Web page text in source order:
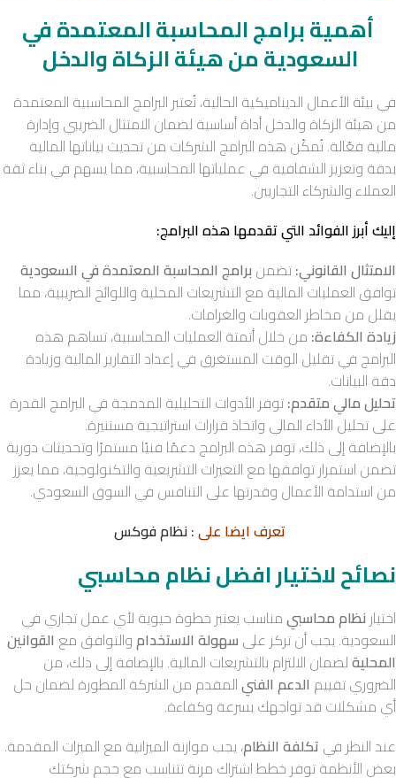
أهمية برامج المحاسبة المعتمدة في
السعودية من هيئة الزكاة والدخل
في بيئة الأعمال الديناميكية الحالية، تُعتبر البرامج المحاسبية المعتمدة
من هيئة الزكاة والدخل أداة أساسية لضمان الامتثال الضريبي وإدارة
مالية فعّالة. تُمكّن هذه البرامج الشركات من تحديث بياناتها المالية
بدقة وتعزيز الشفافية في عملياتها المحاسبية، مما يسهم في بناء ثقة
العملاء والشركاء التجاريين.
إليك أبرز الفوائد التي تقدمها هذه البرامج:
الامتثال القانوني:تضمن برامج المحاسبة المعتمدة في السعودية
توافق العمليات المالية مع التشريعات المحلية واللوائح الضريبية، مما
يقلل من مخاطر العقوبات والغرامات.
زيادة الكفاءة: من خلال أتمتة العمليات المحاسبية، تساهم هذه
البرامج في تقليل الوقت المستغرق في إعداد التقارير المالية وزيادة
دقة البيانات.
تحليل مالي متقدم:توفر الأدوات التحليلية المدمجة في البرامج القدرة
على تحليل الأداء المالي واتخاذ قرارات استراتيجية مستنيرة.
بالإضافة إلى ذلك، توفر هذه البرامج دعمًا فنيًا مستمرًا وتحديثات دورية
تضمن استمرار توافقها مع التغيرات التشريعية والتكنولوجية، مما يعزز
من استدامة الأعمال وقدرتها على التنافس في السوق السعودي.
تعرف ايضا على :نظام فوكس
نصائح لاختيار افضل نظام محاسبي
اختيار نظام محاسبيمناسب يعتبر خطوة حيوية لأي عمل تجاري في
السعودية. يجب أن تركز على سهولة الاستخداموالتوافق مع القوانين
المحليةلضمان الالتزام بالتشريعات المالية. بالإضافة إلى ذلك، من
الضروري تقييم الدعم الفنيالمقدم من الشركة المطورة لضمان حل
أي مشكلات قد تواجهك بسرعة وكفاءة.
عند النظر في تكلفة النظام، يجب موازنة الميزانية مع الميزات المقدمة.
بعض الأنظمة توفر خطط اشتراك مرنة تتناسب مع حجم شركتك